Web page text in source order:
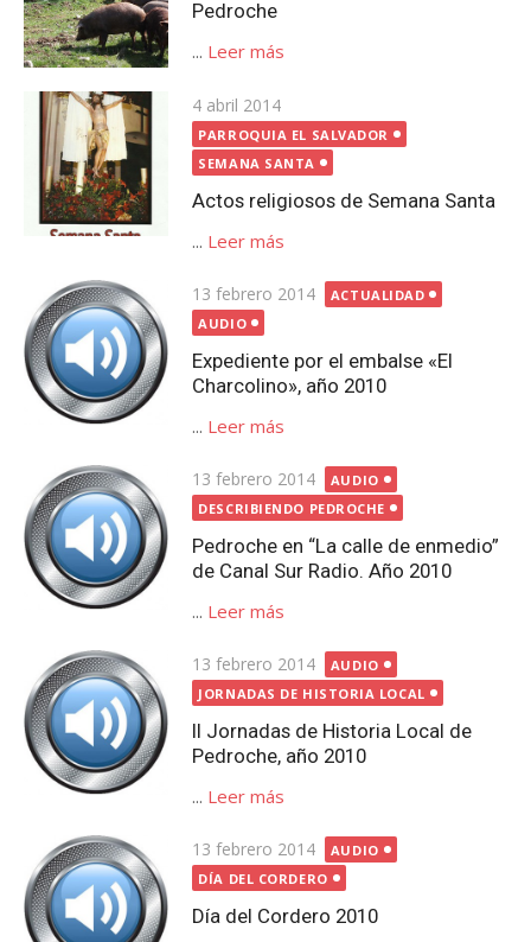
Pedroche
... Leer más
Publicada
el
4 abril 2014
PARROQUIA EL SALVADOR
SEMANA SANTA
Actos religiosos de Semana Santa
... Leer más
Publicada
el
13 febrero 2014
ACTUALIDAD
AUDIO
Expediente por el embalse «El
Charcolino», año 2010
... Leer más
Publicada
el
13 febrero 2014
AUDIO
DESCRIBIENDO PEDROCHE
Pedroche en “La calle de enmedio”
de Canal Sur Radio. Año 2010
... Leer más
Publicada
el
13 febrero 2014
AUDIO
JORNADAS DE HISTORIA LOCAL
II Jornadas de Historia Local de
Pedroche, año 2010
... Leer más
Publicada
el
13 febrero 2014
AUDIO
DÍA DEL CORDERO
Día del Cordero 2010